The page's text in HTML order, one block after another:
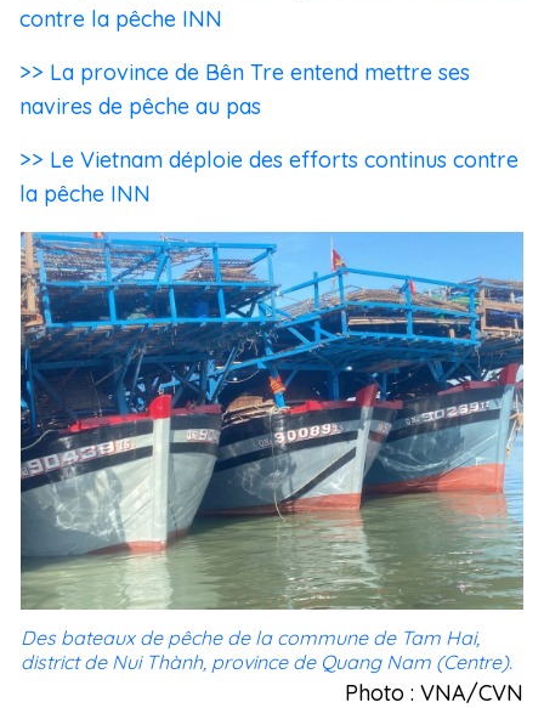
contre la pêche INN
>> La province de Bên Tre entend mettre ses
navires de pêche au pas
>> Le Vietnam déploie des efforts continus contre
la pêche INN
Des bateaux de pêche de la commune de Tam Hai,
district de Nui Thành, province de Quang Nam (Centre).
Photo : VNA/CVN